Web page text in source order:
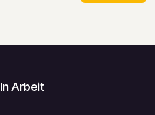
In Arbeit